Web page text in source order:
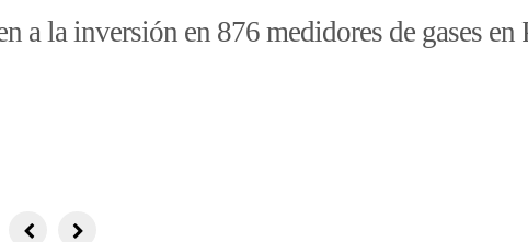
a la inversión en 876 medidores de gases